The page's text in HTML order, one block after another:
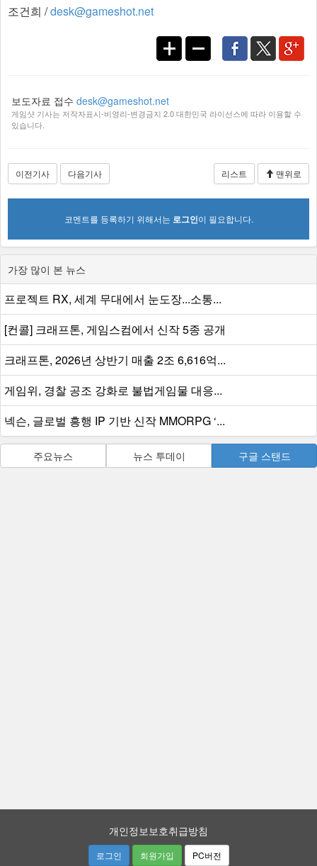
조건희 /desk@gameshot.net
보도자료 접수 desk@gameshot.net
게임샷 기사는 저작자표시-비영리-변경금지 2.0 대한민국 라이선스에 따라 이용할 수
있습니다.
이전기사 다음기사 리스트 맨위로
코멘트를 등록하기 위해서는 로그인이 필요합니다.
가장 많이 본 뉴스
프로젝트 RX, 세계 무대에서 눈도장...소통...
[컨콜] 크래프톤, 게임스컴에서 신작 5종 공개
크래프톤, 2026년 상반기 매출 2조 6,616억...
게임위, 경찰 공조 강화로 불법게임물 대응...
넥슨, 글로벌 흥행 IP 기반 신작 MMORPG ‘...
주요뉴스 뉴스 투데이 구글 스탠드
개인정보보호취급방침
로그인 회원가입 PC버전